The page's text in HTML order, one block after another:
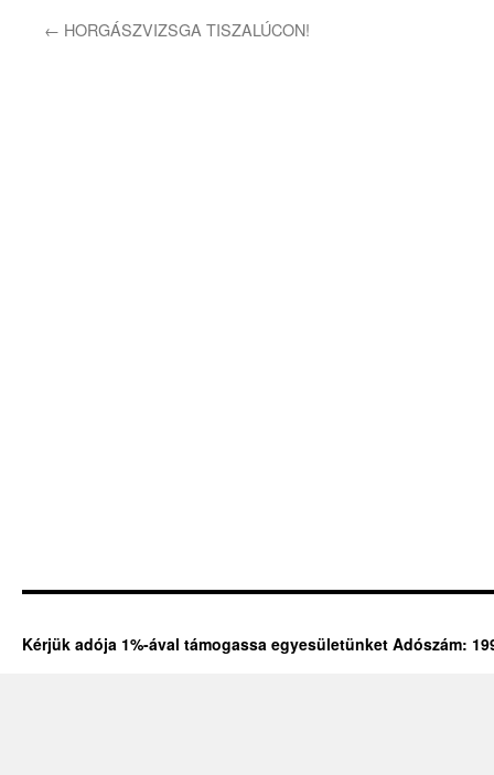
← HORGÁSZVIZSGA TISZALÚCON!
Kérjük adója 1%-ával támogassa egyesületünket Adószám: